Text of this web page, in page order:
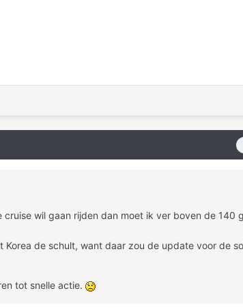
wil gaan rijden dan moet ik ver boven de 140
de schult, want daar zou de update voor de
tot snelle actie.